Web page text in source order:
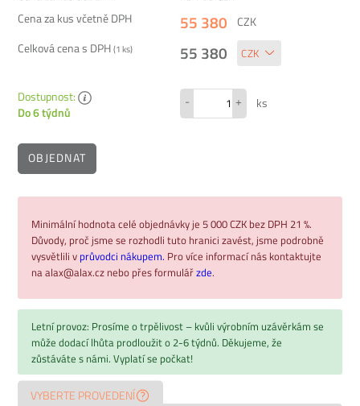
Cena za kus včetně DPH
55 380
CZK
Celková cena s DPH(1ks) 55 380
Dostupnost:
Do 6 týdnů
- + ks
OBJEDNAT
Minimální hodnota celé objednávky je 5 000 CZK bez DPH 21 %.
Důvody, proč jsme se rozhodli tuto hranici zavést, jsme podrobně
vysvětlili v průvodci nákupem. Pro více informací nás kontaktujte
na alax@alax.cz nebo přes formulářzde.
Letní provoz: Prosíme o trpělivost – kvůli výrobním uzávěrkám se
může dodací lhůta prodloužit o 2-6 týdnů. Děkujeme, že
zůstáváte s námi. Vyplatí se počkat!
VYBERTE PROVEDENÍ